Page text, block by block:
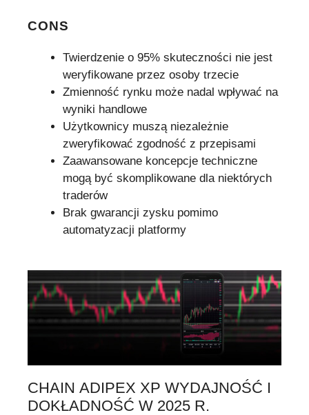
CONS
Twierdzenie o 95% skuteczności nie jest
weryfikowane przez osoby trzecie
Zmienność rynku może nadal wpływać na
wyniki handlowe
Użytkownicy muszą niezależnie
zweryfikować zgodność z przepisami
Zaawansowane koncepcje techniczne
mogą być skomplikowane dla niektórych
traderów
Brak gwarancji zysku pomimo
automatyzacji platformy
CHAIN ADIPEX XP WYDAJNOŚĆ I
DOKŁADNOŚĆ W 2025 R.